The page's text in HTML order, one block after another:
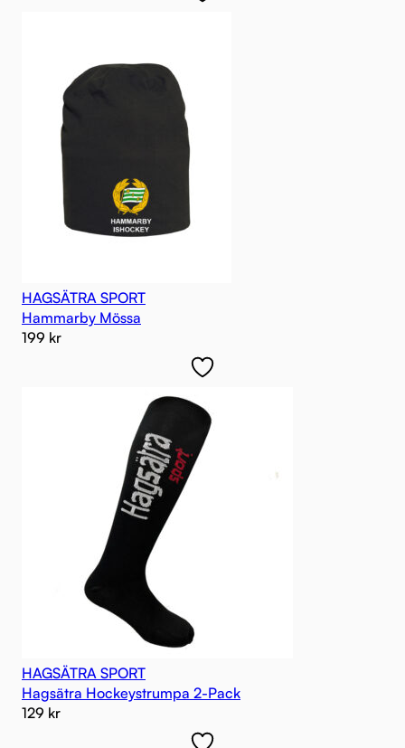
HAGSÄTRA SPORT
Hammarby Mössa
199 kr
HAGSÄTRA SPORT
Hagsätra Hockeystrumpa 2-Pack
129 kr